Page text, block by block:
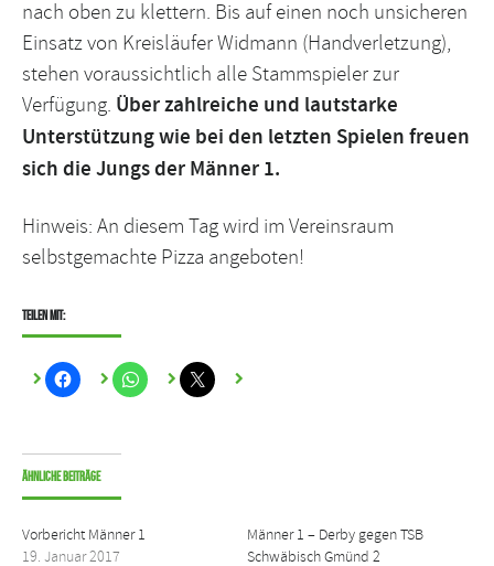
nach oben zu klettern. Bis auf einen noch unsicheren
Einsatz von Kreisläufer Widmann (Handverletzung),
stehen voraussichtlich alle Stammspieler zur
Verfügung. Über zahlreiche und lautstarke
Unterstützung wie bei den letzten Spielen freuen
sich die Jungs der Männer 1.
Hinweis: An diesem Tag wird im Vereinsraum
selbstgemachte Pizza angeboten!
Teilen mit:
Ähnliche Beiträge
Vorbericht Männer 1
19. Januar 2017
Männer 1 – Derby gegen TSB
Schwäbisch Gmünd 2